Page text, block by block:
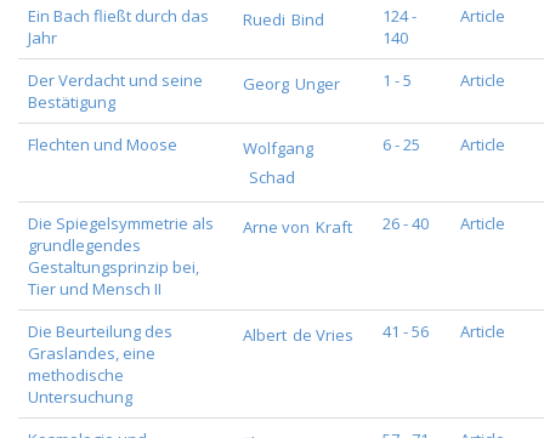
Ein Bach fließt durch das
Jahr
Ruedi Bind
124 -
140
Article
Der Verdacht und seine
Bestätigung
Georg Unger 1 - 5 Article
Flechten und Moose
Wolfgang
Schad
6 - 25 Article
Die Spiegelsymmetrie als
grundlegendes
Gestaltungsprinzip bei,
Tier und Mensch II
Arne von Kraft 26 - 40 Article
Die Beurteilung des
Graslandes, eine
methodische
Untersuchung
Albert de Vries 41 - 56 Article